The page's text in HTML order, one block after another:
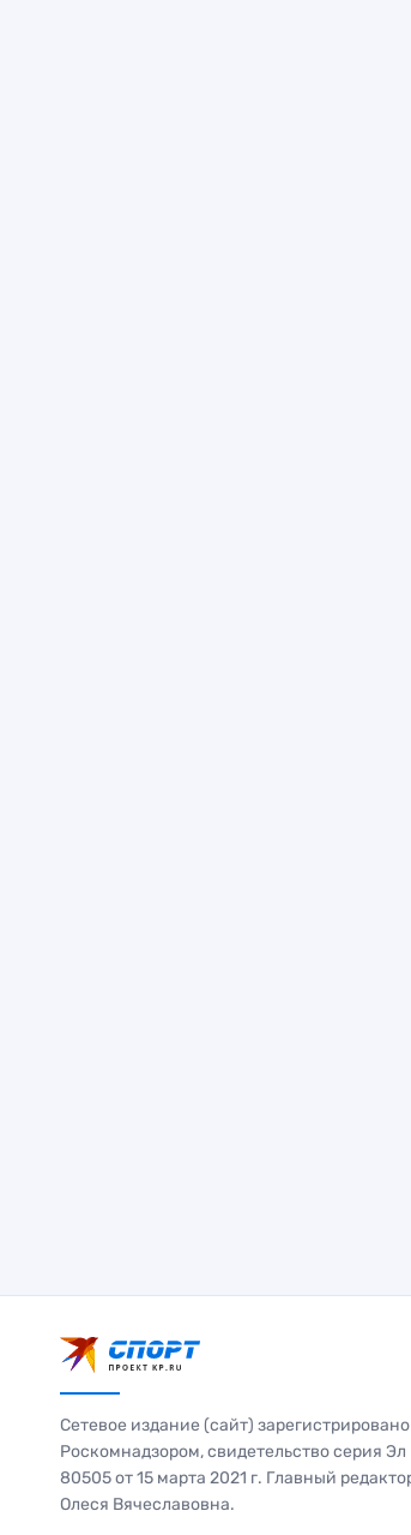
Сетевое издание (сайт) зарегистрировано
Роскомнадзором, свидетельство серия
80505 от 15 марта 2021 г. Главный
Олеся Вячеславовна.